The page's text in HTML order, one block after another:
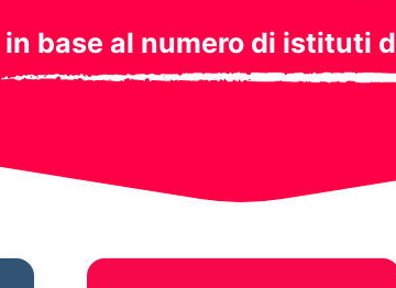
in base al numero di istituti